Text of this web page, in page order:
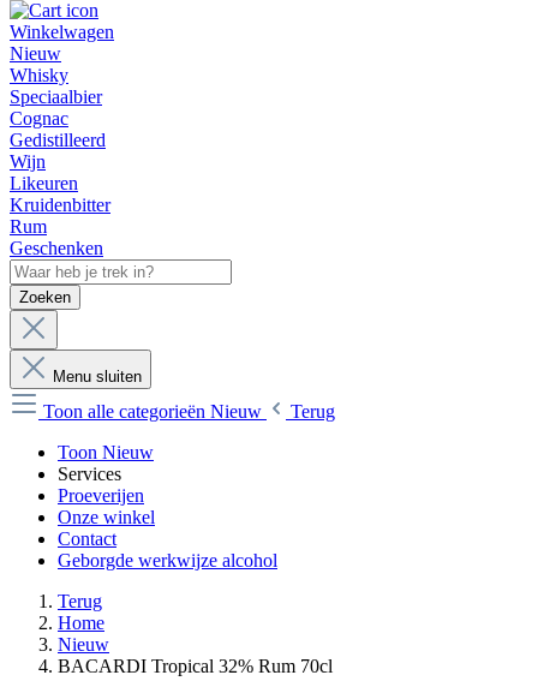
Winkelwagen
Nieuw
Whisky
Speciaalbier
Cognac
Gedistilleerd
Wijn
Likeuren
Kruidenbitter
Rum
Geschenken
Zoeken
Menu sluiten
Toon alle categorieën Nieuw
Terug
Toon Nieuw
Services
Proeverijen
Onze winkel
Contact
Geborgde werkwijze alcohol
Terug
Home
Nieuw
BACARDI Tropical 32% Rum 70cl